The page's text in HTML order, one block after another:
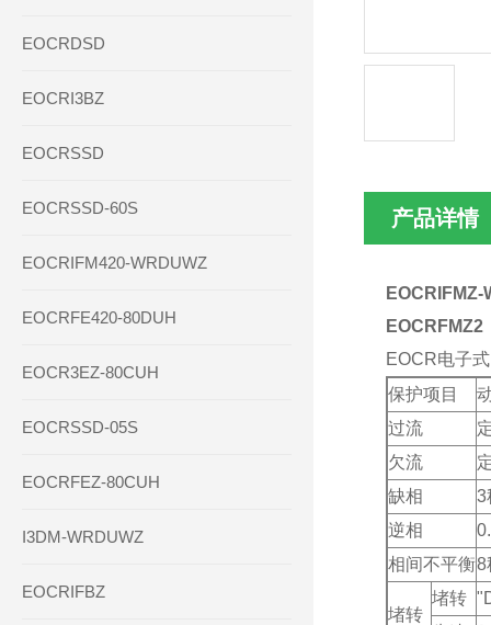
EOCRDSD
EOCRI3BZ
EOCRSSD
EOCRSSD-60S
EOCRIFM420-WRDUWZ
EOCRFE420-80DUH
EOCR3EZ-80CUH
EOCRSSD-05S
EOCRFEZ-80CUH
I3DM-WRDUWZ
EOCRIFBZ
产品详情
EOCRFMZ2
EOCR电子
保护项目
过流
欠流
缺相
3
逆相
相间不平衡8
堵转
堵转